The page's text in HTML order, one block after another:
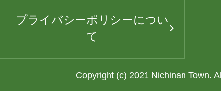
プライバシーポリシーについ
て
Copyright (c) 2021 Nichinan Town.